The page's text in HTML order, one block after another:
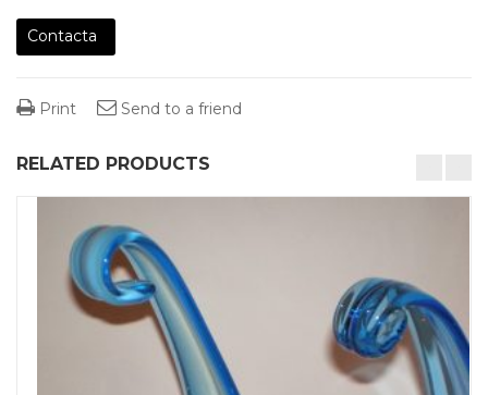
Contacta
Print Send to a friend
RELATED PRODUCTS